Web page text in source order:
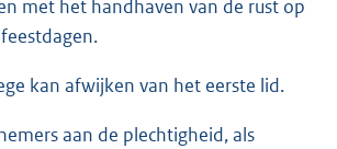
met het handhaven van de rust op
kan afwijken van het eerste lid.
aan de plechtigheid, als